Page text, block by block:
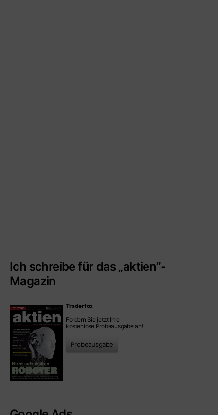
Ich schreibe für das „aktien”-
Magazin
Traderfox
Fordern Sie jetzt Ihre
kostenlose Probeausgabe an!
Probeausgabe